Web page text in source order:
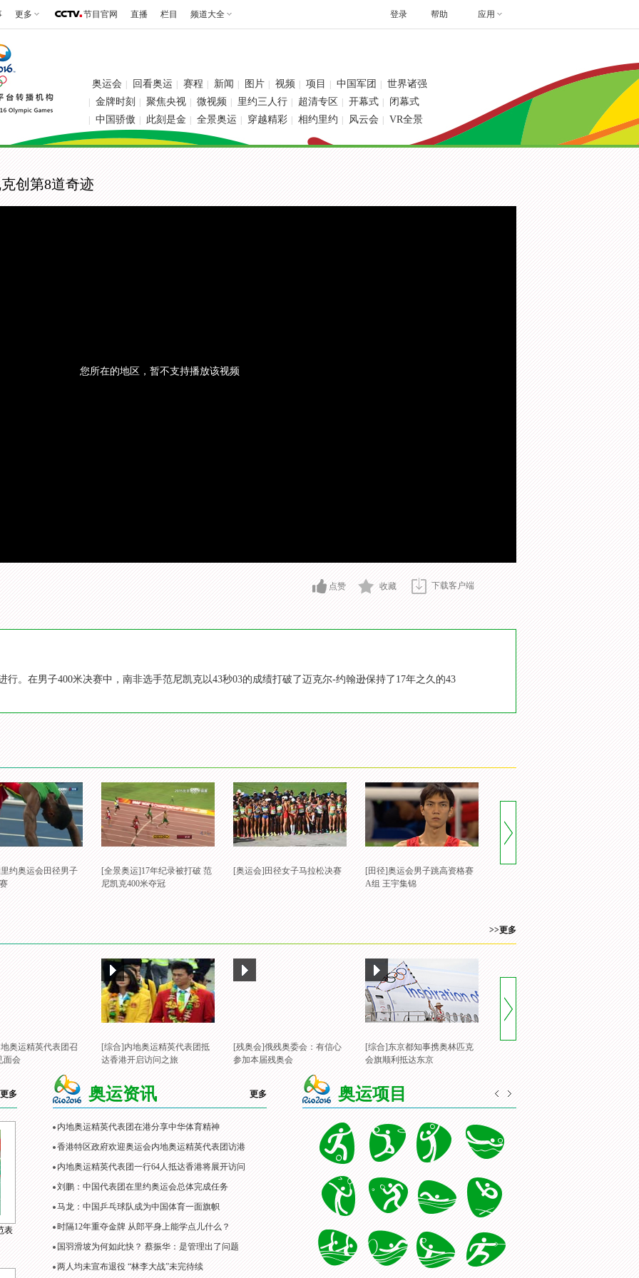
更多 节目官网 直播 栏目 频道大全 帮助 应用
登录
奥运会 回看奥运 赛程 新闻 图片 视频 项目 中国军团 世界诸强
金牌时刻 聚焦央视 微视频 里约三人行 超清专区 开幕式 闭幕式
中国骄傲 此刻是金 全景奥运 穿越精彩 相约里约 风云会 VR全景
创第8道奇迹
您所在的地区，暂不支持播放该视频
点赞 收藏 下载客户端
行。在男子400米决赛中，南非选手范尼凯克以43秒03的成绩打破了迈克尔-约翰逊保持了17年之久的43
约奥运会田径男子
[全景奥运]17年纪录被打破 范
尼凯克400米夺冠
[奥运会]田径女子马拉松决赛
[田径]奥运会男子跳高资格赛
A组 王宇集锦
>>更多
奥运精英代表团召
面会
[综合]内地奥运精英代表团抵
达香港开启访问之旅
[残奥会]俄残奥委会：有信心
参加本届残奥会
[综合]东京都知事携奥林匹克
会旗顺利抵达东京
更多
表
奥运资讯 更多
内地奥运精英代表团在港分享中华体育精神
香港特区政府欢迎奥运会内地奥运精英代表团访港
内地奥运精英代表团一行64人抵达香港将展开访问
刘鹏：中国代表团在里约奥运会总体完成任务
马龙：中国乒乓球队成为中国体育一面旗帜
时隔12年重夺金牌 从郎平身上能学点儿什么？
国羽滑坡为何如此快？ 蔡振华：是管理出了问题
两人均未宣布退役 “林李大战”未完待续
奥运项目